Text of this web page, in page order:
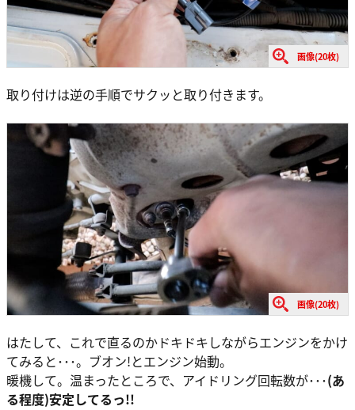
画像(20枚)
取り付けは逆の手順でサクッと取り付きます。
画像(20枚)
はたして、これで直るのかドキドキしながらエンジンをかけ
てみると･･･。ブオン!とエンジン始動。
暖機して。温まったところで、アイドリング回転数が･･･(あ
る程度)安定してるっ!!